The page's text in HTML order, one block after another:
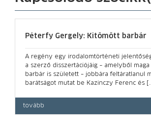
Péterfy Gergely: Kitömött barbár
A regény egy irodalomtörténeti
a szerző disszertációjáig – amelyből
barbár is született – jobbára feltáratlanul
barátságot mutat be Kazinczy Ferenc és
tovább